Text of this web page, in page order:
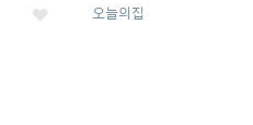
좋 오늘의집